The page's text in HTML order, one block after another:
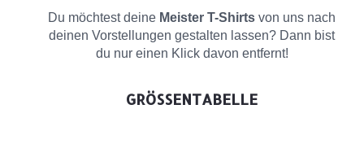
Du möchtest deine Meister T-Shirts von uns nach
deinen Vorstellungen gestalten lassen? Dann bist
du nur einen Klick davon entfernt!
GRÖSSENTABELLE